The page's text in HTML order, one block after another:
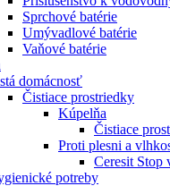
Sprchové batérie
Umývadlové batérie
Vaňové batérie
domácnosť
Čistiace prostriedky
Kúpelňa
Čistiace
Proti plesni a
Ceresit Stop
potreby